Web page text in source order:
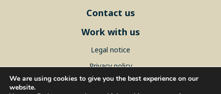
Contact us
Work with us
Legal notice
Privacy policy
Sitemap
We are using cookies to give you the best experience on our
website.